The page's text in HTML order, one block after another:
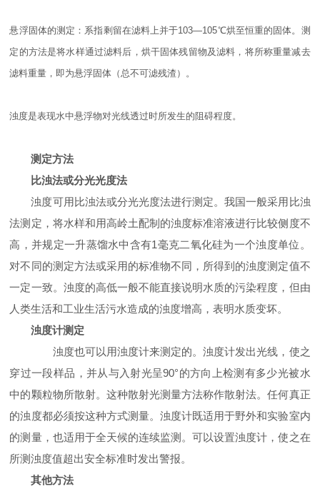
悬浮固体的测定：系指剩留在滤料上并于103—105℃烘至恒重的固体。测
定的方法是将水样通过滤料后，烘干固体残留物及滤料，将所称重量减去
滤料重量，即为悬浮固体（总不可滤残渣）。
浊度是表现水中悬浮物对光线透过时所发生的阻碍程度。
测定方法
比浊法或分光光度法
浊度可用比浊法或分光光度法进行测定。我国一般采用比浊
法测定，将水样和用高岭土配制的浊度标准溶液进行比较侧度不
高，并规定一升蒸馏水中含有1毫克二氧化硅为一个浊度单位。
对不同的测定方法或采用的标准物不同，所得到的浊度测定值不
一定一致。浊度的高低一般不能直接说明水质的污染程度，但由
人类生活和工业生活污水造成的浊度增高，表明水质变坏。
浊度计测定
浊度也可以用浊度计来测定的。浊度计发出光线，使之
穿过一段样品，并从与入射光呈90°的方向上检测有多少光被水
中的颗粒物所散射。这种散射光测量方法称作散射法。任何真正
的浊度都必须按这种方式测量。浊度计既适用于野外和实验室内
的测量，也适用于全天候的连续监测。可以设置浊度计，使之在
所测浊度值超出安全标准时发出警报。
其他方法